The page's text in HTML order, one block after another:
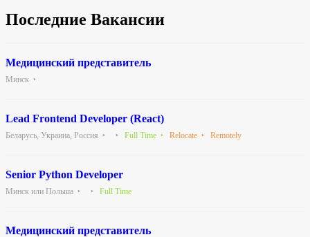
Последние Вакансии
Медицинский представитель
Минск
Lead Frontend Developer (React)
Беларусь, Украина, Россия Full Time Relocate Remotely
Senior Python Developer
Минск или Польша Full Time
Медицинский представитель